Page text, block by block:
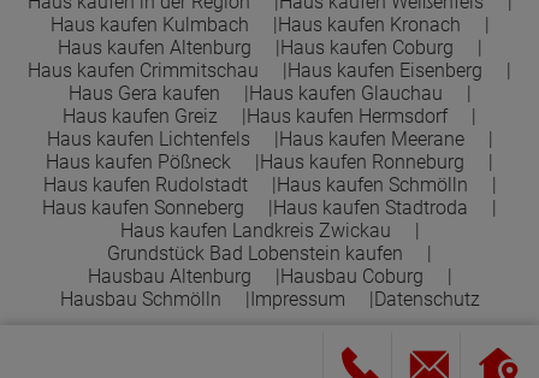
Haus kaufen Kulmbach
Haus kaufen Kronach
Haus kaufen Altenburg
Haus kaufen Coburg
Haus kaufen Crimmitschau
Haus kaufen Eisenberg
Haus Gera kaufen
Haus kaufen Glauchau
Haus kaufen Greiz
Haus kaufen Hermsdorf
Haus kaufen Lichtenfels
Haus kaufen Meerane
Haus kaufen Pößneck
Haus kaufen Ronneburg
Haus kaufen Rudolstadt
Haus kaufen Schmölln
Haus kaufen Sonneberg
Haus kaufen Stadtroda
Haus kaufen Landkreis Zwickau
Grundstück Bad Lobenstein kaufen
Hausbau Altenburg
Hausbau Coburg
Hausbau Schmölln
Impressum Datenschutz